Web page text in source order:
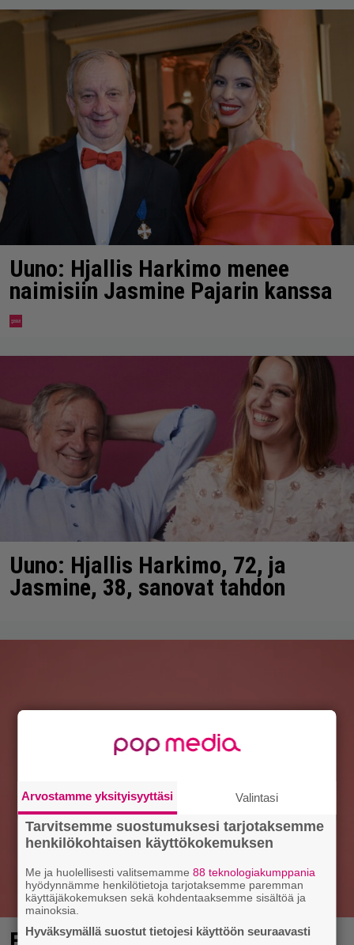
Uuno: Hjallis Harkimo menee
naimisiin Jasmine Pajarin kanssa
Uuno: Hjallis Harkimo, 72, ja
Jasmine, 38, sanovat tahdon
Arvostamme yksityisyyttäsi Valintasi
Tarvitsemme suostumuksesi tarjotaksemme
henkilökohtaisen käyttökokemuksen
Me ja huolellisesti valitsemamme88 teknologiakumppania
hyödynnämme henkilötietoja tarjotaksemme paremman
käyttäjäkokemuksen sekä kohdentaaksemme sisältöä ja
mainoksia.
Hyväksymällä suostut tietojesi käyttöön seuraavasti